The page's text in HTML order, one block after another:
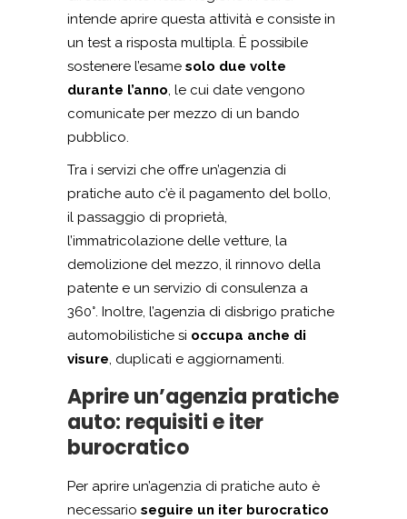
intende aprire questa attività e consiste in
un test a risposta multipla. È possibile
sostenere l’esame solo due volte
durante l’anno, le cui date vengono
comunicate per mezzo di un bando
pubblico.
Tra i servizi che offre un’agenzia di
pratiche auto c’è il pagamento del bollo,
il passaggio di proprietà,
l’immatricolazione delle vetture, la
demolizione del mezzo, il rinnovo della
patente e un servizio di consulenza a
360°. Inoltre, l’agenzia di disbrigo pratiche
automobilistiche si occupa anche di
visure, duplicati e aggiornamenti.
Aprire un’agenzia pratiche
auto: requisiti e iter
burocratico
Per aprire un’agenzia di pratiche auto è
necessario seguire un iter burocratico